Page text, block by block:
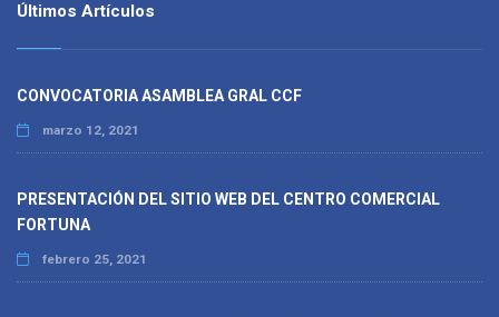
Últimos Artículos
CONVOCATORIA ASAMBLEA GRAL CCF
marzo 12, 2021
PRESENTACIÓN DEL SITIO WEB DEL CENTRO COMERCIAL
FORTUNA
febrero 25, 2021